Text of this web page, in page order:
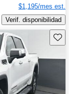
$1,195/mes est.
Verif. disponibilidad